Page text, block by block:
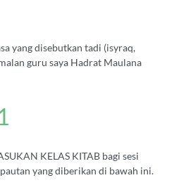
yang disebutkan tadi (isyraq,
guru saya Hadrat Maulana
KELAS KITAB bagi sesi
yang diberikan di bawah ini.